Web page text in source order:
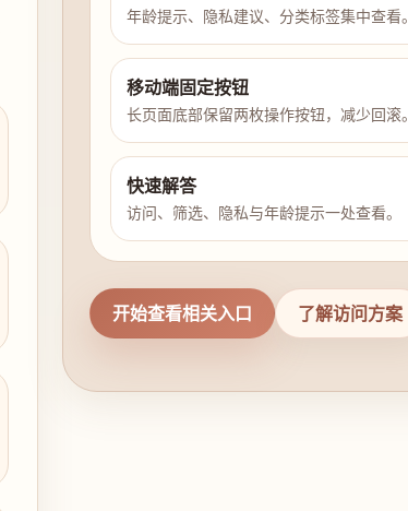
年龄提示、隐私建议、分类标签集中查看。
移动端固定按钮
长页面底部保留两枚操作按钮，减少回滚。
快速解答
访问、筛选、隐私与年龄提示一处查看。
开始查看相关入口 了解访问方案